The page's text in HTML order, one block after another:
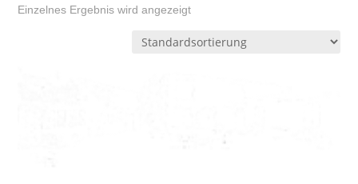
Einzelnes Ergebnis wird angezeigt